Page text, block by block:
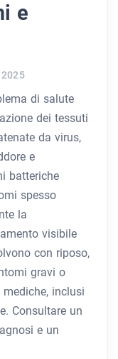
e
di salute
dei tessuti
da virus,
e
batteriche
spesso
la
visibile
con riposo,
gravi o
inclusi
Consultare un
e un